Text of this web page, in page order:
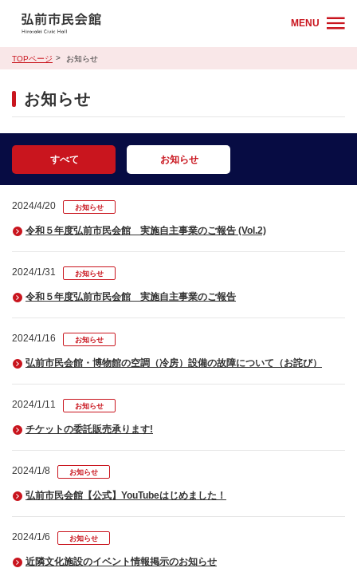
MENU
TOPページ お知らせ
お知らせ
すべて お知らせ
2024/4/20 お知らせ
令和５年度弘前市民会館 実施自主事業のご報告 (Vol.2)
2024/1/31 お知らせ
令和５年度弘前市民会館 実施自主事業のご報告
2024/1/16 お知らせ
弘前市民会館・博物館の空調（冷房）設備の故障について（お詫び）
2024/1/11 お知らせ
チケットの委託販売承ります!
2024/1/8 お知らせ
弘前市民会館【公式】YouTubeはじめました！
2024/1/6 お知らせ
近隣文化施設のイベント情報掲示のお知らせ